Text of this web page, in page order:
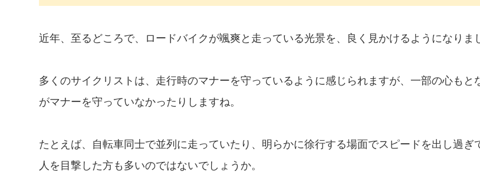
近年、至るどころで、ロードバイクが颯爽と走っている光景を、良く見かけるようになりま
多くのサイクリストは、走行時のマナーを守っているように感じられますが、一部の心もと
がマナーを守っていなかったりしますね。
たとえば、自転車同士で並列に走っていたり、明らかに徐行する場面でスピードを出し過ぎ
人を目撃した方も多いのではないでしょうか。